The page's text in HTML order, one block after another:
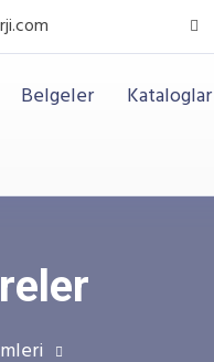
Belgeler
Kataloglar